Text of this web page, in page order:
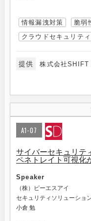
情報漏洩対策
脆弱
クラウドセキュリティ
提供 株式会社
A1-07
サイバーセキュリテ
ペネトレイト可視化
Speaker
（株）ピーエスアイ
セキュリティソリューショ
小倉 勉